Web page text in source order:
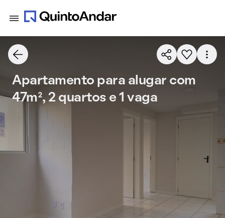
Apartamento para alugar com
47m², 2 quartos e 1 vaga